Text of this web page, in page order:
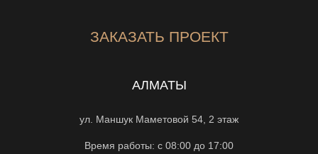
ЗАКАЗАТЬ ПРОЕКТ
АЛМАТЫ
ул. Маншук Маметовой 54, 2 этаж
Время работы: с 08:00 до 17:00